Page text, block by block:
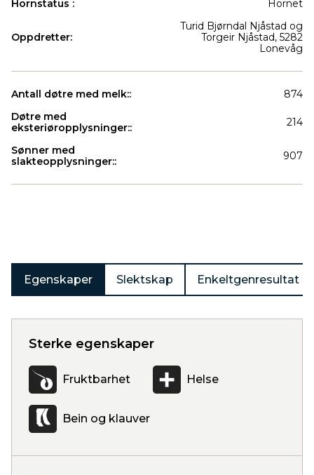
Hornstatus :
Hornet
Oppdretter:
Turid Bjørndal Njåstad og
Torgeir Njåstad, 5282
Lonevåg
Antall døtre med melk::
874
Døtre med
eksteriøropplysninger::
214
Sønner med
slakteopplysninger::
907
Egenskaper Slektskap Enkeltgenresultat
Sterke egenskaper
Fruktbarhet Helse
Bein og klauver